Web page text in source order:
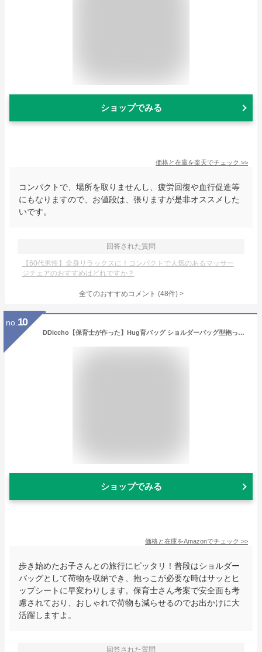
ショップでみる
価格と在庫を楽天でチェック >>
コンパクトで、場所を取りませんし、疲労回復や血行促進等
にもなりますので、お値段は、張りますが是非オススメした
いです。
回答された質問
【60代男性】全身リラックスに！コンパクトで人気のあるマッサー
ジチェアのおすすめはどれですか？
全てのおすすめコメント (48件) >
no. 10
DDiccho【保育士が作った】Hug育バッグ ショルダーバッグ型抱っこサポート, 耐荷重30kg, 大容量ポケット付 ヒップシート
ショップでみる
価格と在庫をAmazonでチェック >>
歩き始めたお子さんとの旅行にピッタリ！普段はショルダー
バッグとして荷物を収納でき、抱っこが必要な時はサッとヒ
ップシートに早変わりします。保育士さん考案で安全面も考
慮されており、おしゃれで荷物も減らせるのでお出かけに大
活躍しますよ。
回答された質問